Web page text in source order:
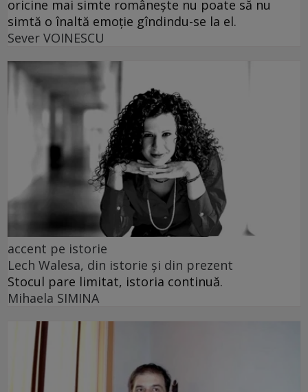
oricine mai simte românește nu poate să nu
simtă o înaltă emoție gîndindu-se la el.
Sever VOINESCU
accent pe istorie
Lech Walesa, din istorie și din prezent
Stocul pare limitat, istoria continuă.
Mihaela SIMINA